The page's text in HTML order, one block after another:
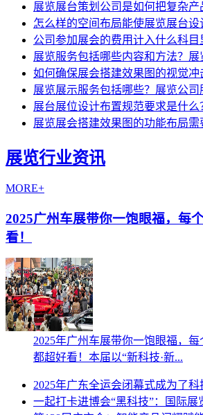
展览展台策划公司是如何把复杂产
怎么样的空间布局能使展览展台设
公司参加展会的费用计入什么科目
展览服务包括哪些内容和方法？展
如何确保展会搭建效果图的视觉冲
展览展示服务包括哪些？展览公司
展台展位设计布置规范要求是什么
展览展会搭建效果图的功能布局需
展览行业资讯
MORE+
2025广州车展带你一饱眼福，每
看！
2025年广州车展带你一饱眼福，
都超好看！本届以“新科技·新...
2025年广东全运会闭幕式成为了科
一起打卡进博会“黑科技”：国际展